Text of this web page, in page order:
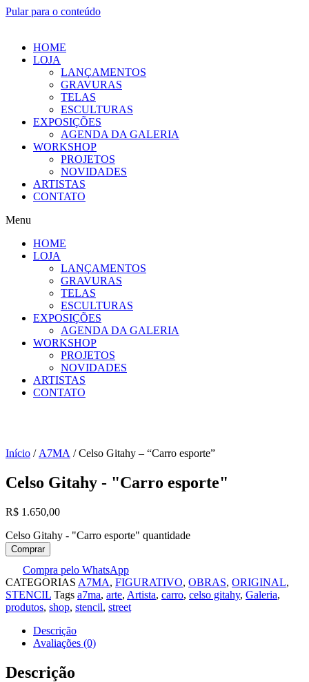
Pular para o conteúdo
HOME
LOJA
LANÇAMENTOS
GRAVURAS
TELAS
ESCULTURAS
EXPOSIÇÕES
AGENDA DA GALERIA
WORKSHOP
PROJETOS
NOVIDADES
ARTISTAS
CONTATO
Menu
HOME
LOJA
LANÇAMENTOS
GRAVURAS
TELAS
ESCULTURAS
EXPOSIÇÕES
AGENDA DA GALERIA
WORKSHOP
PROJETOS
NOVIDADES
ARTISTAS
CONTATO
Início / A7MA / Celso Gitahy – “Carro esporte”
Celso Gitahy - "Carro esporte"
R$ 1.650,00
Celso Gitahy - "Carro esporte" quantidade
Comprar
Compra pelo WhatsApp
CATEGORIAS A7MA, FIGURATIVO, OBRAS, ORIGINAL,
STENCIL Tags a7ma, arte, Artista, carro, celso gitahy, Galeria,
produtos, shop, stencil, street
Descrição
Avaliações (0)
Descrição